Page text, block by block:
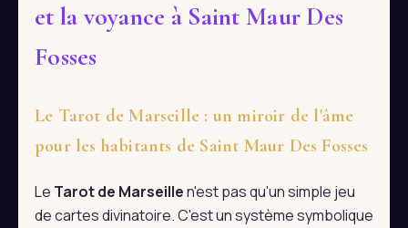
et la voyance à Saint Maur Des
Fosses
Le Tarot de Marseille : un miroir de l'âme
pour les habitants de Saint Maur Des Fosses
Le Tarot de Marseillen'est pas qu'un simple jeu
de cartes divinatoire. C'est un système symbolique